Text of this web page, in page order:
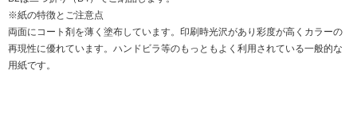
※紙の特徴とご注意点
両面にコート剤を薄く塗布しています。印刷時光沢があり彩度が高くカラーの
再現性に優れています。ハンドビラ等のもっともよく利用されている一般的な
用紙です。